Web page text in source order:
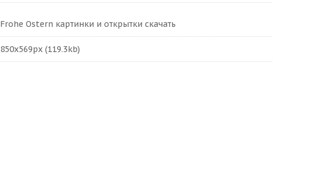
Frohe Ostern картинки и открытки скачать
850x569px (119.3kb)